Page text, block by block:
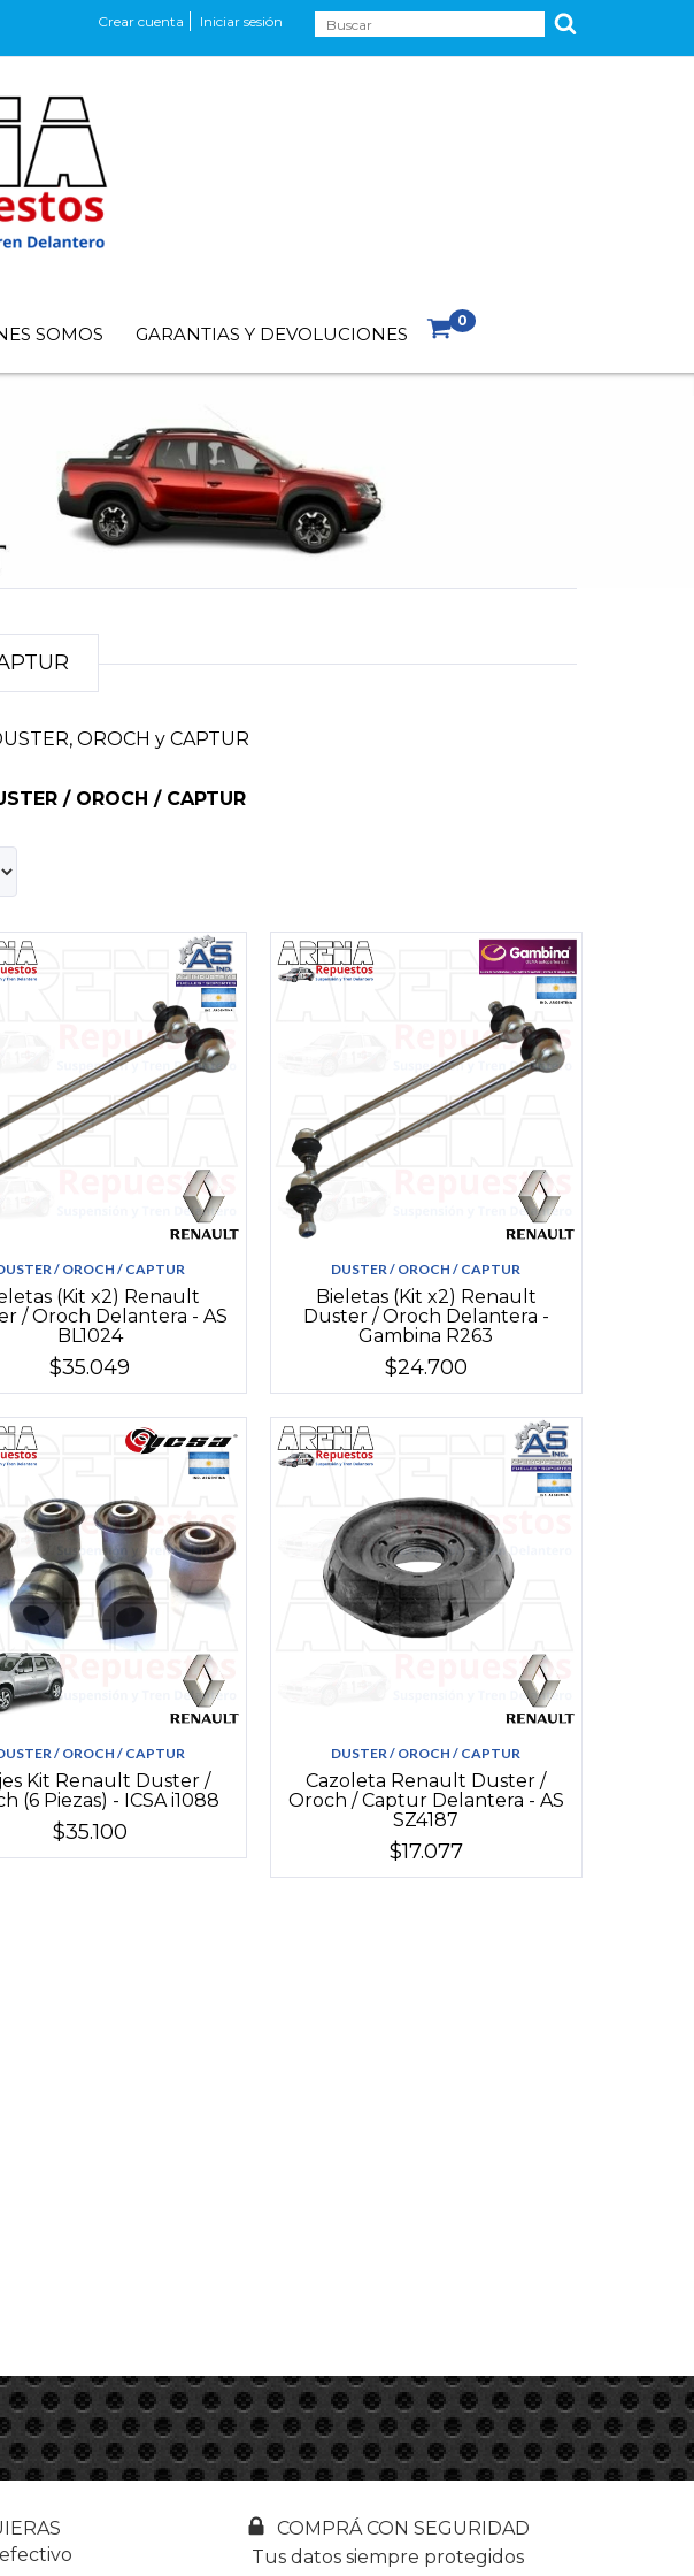
Crear cuenta Iniciar sesión
SOMOS GARANTIAS Y DEVOLUCIONES
0
OROCH y CAPTUR
/ OROCH / CAPTUR
/ OROCH / CAPTUR
(Kit x2) Renault
/ Oroch Delantera - AS
BL1024
$35.049
DUSTER / OROCH / CAPTUR
Bieletas (Kit x2) Renault
Duster / Oroch Delantera -
Gambina R263
$24.700
/ OROCH / CAPTUR
Kit Renault Duster /
(6 Piezas) - ICSA i1088
$35.100
DUSTER / OROCH / CAPTUR
Cazoleta Renault Duster /
Oroch / Captur Delantera - AS
SZ4187
$17.077
COMPRÁ CON SEGURIDAD
Tus datos siempre protegidos